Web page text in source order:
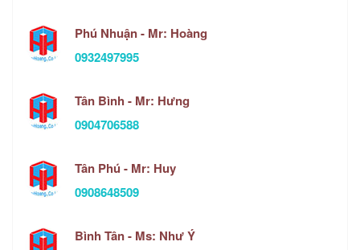
Phú Nhuận - Mr: Hoàng
0932497995
Tân Bình - Mr: Hưng
0904706588
Tân Phú - Mr: Huy
0908648509
Bình Tân - Ms: Như Ý